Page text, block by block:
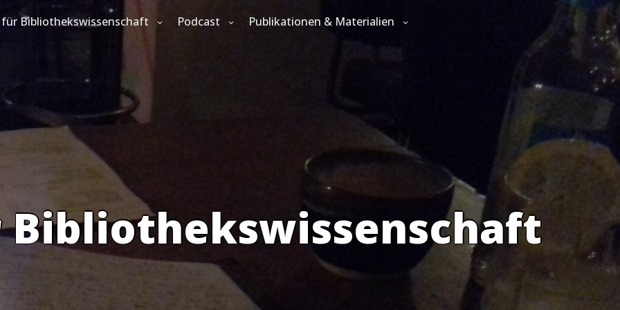
für Bibliothekswissenschaft Podcast Publikationen & Materialien
Bibliothekswissenschaft